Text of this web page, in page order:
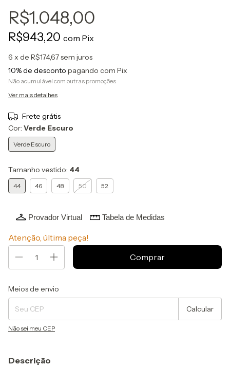
R$1.048,00
R$943,20 com Pix
6 x de R$174,67sem juros
10% de desconto pagando com Pix
Não acumulável com outras promoções
Ver mais detalhes
Frete grátis
Cor: Verde Escuro
Verde Escuro
Tamanho vestido: 44
44 46 48 50 52
Provador Virtual Tabela de Medidas
Atenção, última peça!
Entregas para o CEP:
Meios de envio
Calcular
Não sei meu CEP
Descrição